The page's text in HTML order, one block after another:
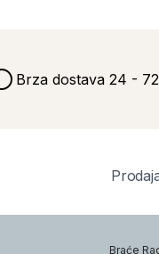
Brza dostava 24 -
Braće